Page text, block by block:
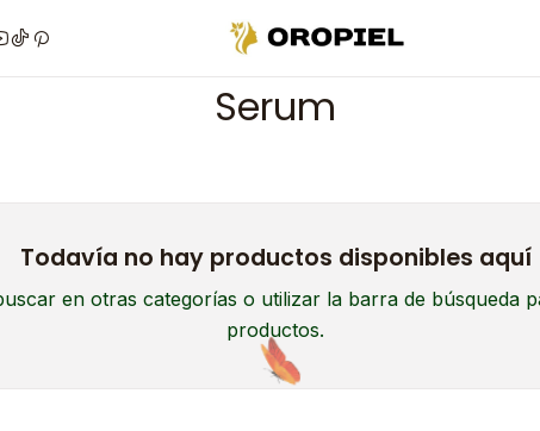
Marcas Manza Facial
Serum
Todavía no hay productos disponibles aquí
en otras categorías o utilizar la barra de búsqueda
productos.